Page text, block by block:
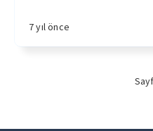
7 yıl önce